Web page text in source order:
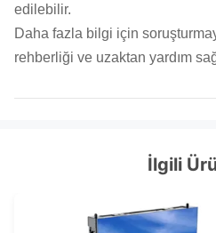
edilebilir.
Daha fazla bilgi için
rehberliği ve uzaktan yardım
İlgili